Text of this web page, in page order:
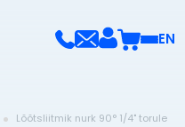
EN
Lõõtsliitmik nurk 90° 1/4" torule